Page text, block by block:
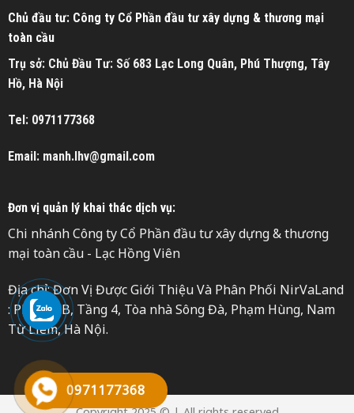
Chủ đầu tư: Công ty Cổ Phần đầu tư xây dựng & thương mại
toàn cầu
Trụ sở: Chủ Đầu Tư: Số 683 Lạc Long Quân, Phú Thượng, Tây
Hồ, Hà Nội
Tel: 0971177368
Email: manh.lhv@gmail.com
Đơn vị quản lý khai thác dịch vụ:
Chi nhánh Công ty Cổ Phần đầu tư xây dựng & thương
mại toàn cầu - Lạc Hồng Viên
Địa chỉ: Đơn Vị Được Giới Thiệu Và Phân Phối NirVaLand
: Phòng 4B, Tầng 4, Tòa nhà Sông Đà, Phạm Hùng, Nam
Từ Liêm, Hà Nội.
0971177368